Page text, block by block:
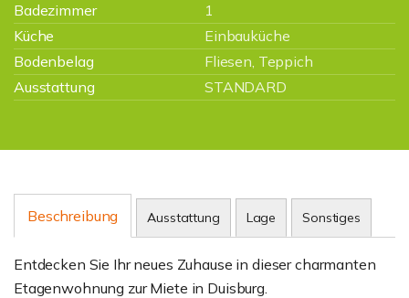
Badezimmer
1
Küche
Einbauküche
Bodenbelag
Fliesen, Teppich
Ausstattung
STANDARD
Beschreibung Ausstattung Lage Sonstiges
Entdecken Sie Ihr neues Zuhause in dieser charmanten
Etagenwohnung zur Miete in Duisburg.